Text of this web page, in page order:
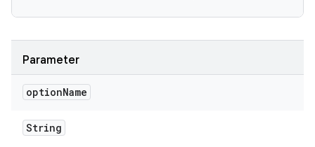
Parameter
optionName
String